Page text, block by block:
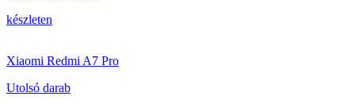
készleten
Xiaomi Redmi A7 Pro
Utolsó darab